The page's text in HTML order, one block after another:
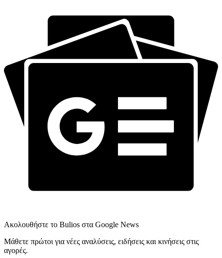
Ακολουθήστε το Bulios στα Google News
Μάθετε πρώτοι για νέες αναλύσεις, ειδήσεις και κινήσεις στις
αγορές.